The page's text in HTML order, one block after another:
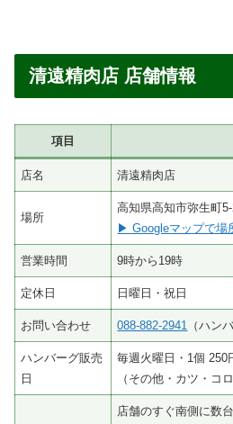
清遠精肉店 店舗情報
項目
店名 清遠精肉店
場所
高知県高知市弥生町
▶ Googleマップで場
営業時間 9時から19時
定休日 日曜日・祝日
お問い合わせ 088-882-2941 （ハン
ハンバーグ販売
日
毎週火曜日・1個 250
（その他・カツ・コ
店舗のすぐ南側に数